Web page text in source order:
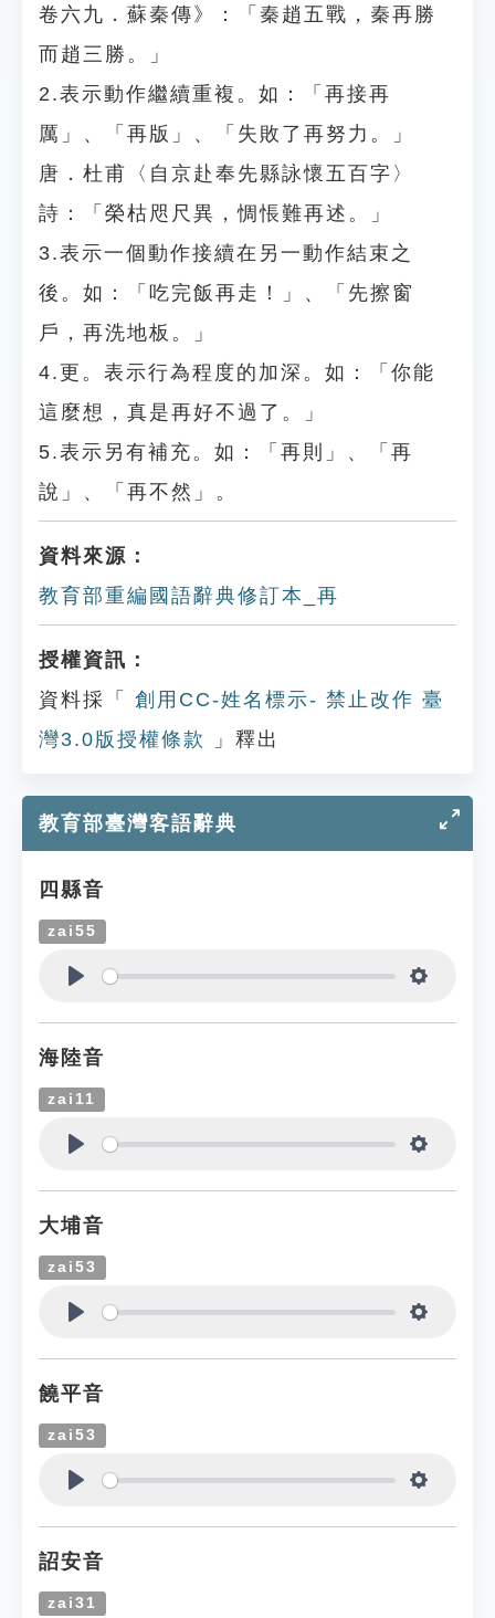
卷六九．蘇秦傳》：「秦趙五戰，秦再勝
而趙三勝。」
2.表示動作繼續重複。如：「再接再
厲」、「再版」、「失敗了再努力。」
唐．杜甫〈自京赴奉先縣詠懷五百字〉
詩：「榮枯咫尺異，惆悵難再述。」
3.表示一個動作接續在另一動作結束之
後。如：「吃完飯再走！」、「先擦窗
戶，再洗地板。」
4.更。表示行為程度的加深。如：「你能
這麼想，真是再好不過了。」
5.表示另有補充。如：「再則」、「再
說」、「再不然」。
資料來源：
教育部重編國語辭典修訂本_再
授權資訊：
資料採「
創用CC-姓名標示- 禁止改作 臺
灣3.0版授權條款
」釋出
教育部臺灣客語辭典
四縣音
zai55
海陸音
zai11
大埔音
zai53
饒平音
zai53
詔安音
zai31